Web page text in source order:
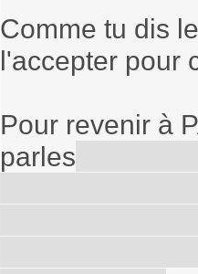
Comme tu dis
l'accepter pour
Pour revenir à
parles